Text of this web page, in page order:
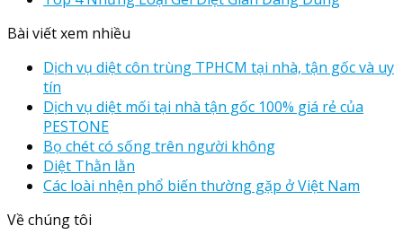
Bài viết xem nhiều
Dịch vụ diệt côn trùng TPHCM tại nhà, tận gốc và uy
tín
Dịch vụ diệt mối tại nhà tận gốc 100% giá rẻ của
PESTONE
Bọ chét có sống trên người không
Diệt Thằn lằn
Các loài nhện phổ biến thường gặp ở Việt Nam
Về chúng tôi